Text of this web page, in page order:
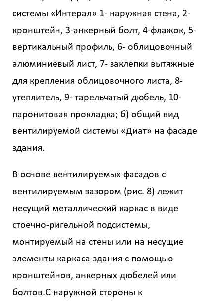
системы «Интерал» 1- наружная стена, 2-
кронштейн, 3-анкерный болт, 4-флажок, 5-
вертикальный профиль, 6- облицовочный
алюминиевый лист, 7- заклепки вытяжные
для крепления облицовочного листа, 8-
утеплитель, 9- тарельчатый дюбель, 10-
паронитовая прокладка; б) общий вид
вентилируемой системы «Диат» на фасаде
здания.
В основе вентилируемых фасадов с
вентилируемым зазором (рис. 8) лежит
несущий металлический каркас в виде
стоечно-ригельной подсистемы,
монтируемый на стены или на несущие
элементы каркаса здания с помощью
кронштейнов, анкерных дюбелей или
болтов.С наружной стороны к